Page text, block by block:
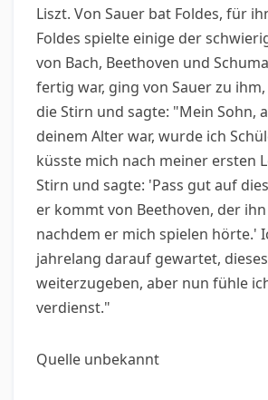
Liszt. Von Sauer bat Foldes, für
Foldes spielte einige der
von Bach, Beethoven und
fertig war, ging von Sauer zu
die Stirn und sagte: "Mein Sohn,
deinem Alter war, wurde ich
küsste mich nach meiner ersten
Stirn und sagte: 'Pass gut auf
er kommt von Beethoven, der
nachdem er mich spielen hörte.'
jahrelang darauf gewartet,
weiterzugeben, aber nun fühle
verdienst."
Quelle unbekannt